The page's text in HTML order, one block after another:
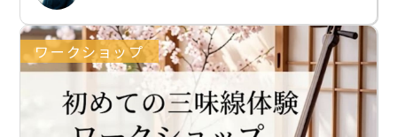
ワークショップ